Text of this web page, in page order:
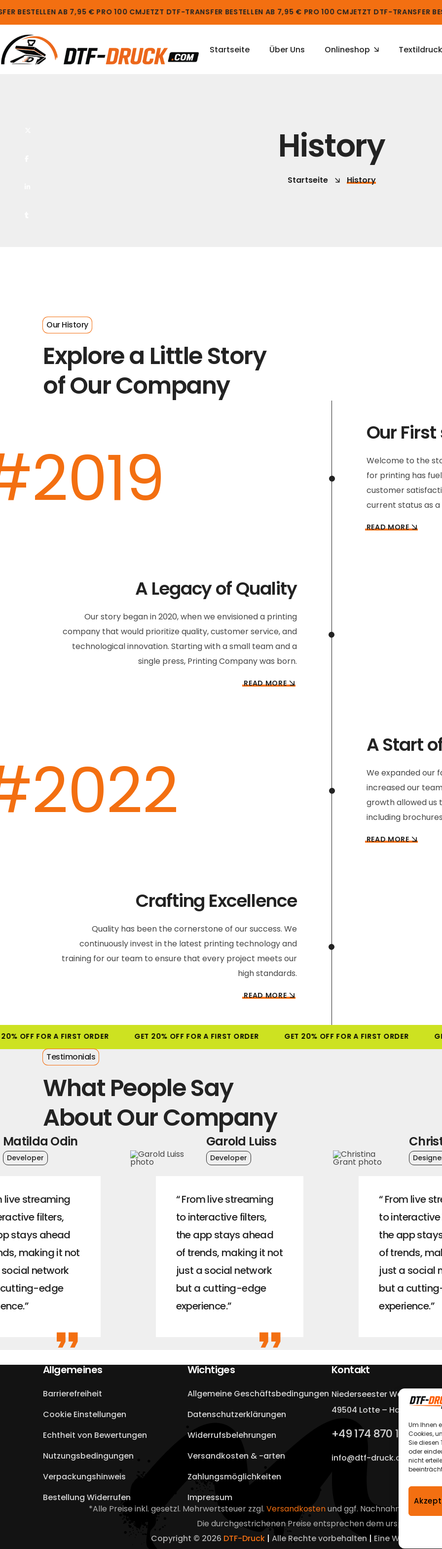
Um Ihnen
Cookies,
Sie diesen
oder
nicht
BESTELLEN AB 7,95 € PRO 100 CMJETZT DTF-TRANSFER BESTELLEN AB 7,95 € PRO 100 CMJETZT DTF-TRANSFER
Startseite Über Uns Onlineshop Textildruck
History
Startseite History
Our History
Explore a Little Story
of Our Company
Our
Welcome to the
for printing has
customer
current status as
READ MORE
A Legacy of Quality
Our story began in 2020, when we envisioned a printing
company that would prioritize quality, customer service, and
technological innovation. Starting with a small team and a
single press, Printing Company was born.
READ MORE
A Start
We expanded our
increased our
growth allowed us
including
READ MORE
Crafting Excellence
Quality has been the cornerstone of our success. We
continuously invest in the latest printing technology and
training for our team to ensure that every project meets our
high standards.
READ MORE
OFF FOR A FIRST ORDER GET 20% OFF FOR A FIRST ORDER GET 20% OFF FOR A FIRST ORDER
Testimonials
What People Say
About Our Company
Matilda Odin
Developer
live streaming
filters,
stays ahead
making it not
network
edge
Garold Luiss
Developer
“ From live streaming
to interactive filters,
the app stays ahead
of trends, making it not
just a social network
but a cutting-edge
experience.”
“ From live
to interactive
the app
of trends,
just a social
but a
experience.”
Allgemeines
Barrierefreiheit
Cookie Einstellungen
Echtheit von Bewertungen
Nutzungsbedingungen
Verpackungshinweis
Bestellung Widerrufen
Wichtiges
Allgemeine Geschäftsbedingungen
Datenschutzerklärungen
Widerrufsbelehrungen
Versandkosten & -arten
Zahlungsmöglichkeiten
Impressum
Kontakt
Niederseester Weg 13a
49504 Lotte – Halen
+49 174 870 1900
info@dtf-druck.com
*Alle Preise inkl. gesetzl. Mehrwertsteuer zzgl. Versandkostenund ggf.
Die durchgestrichenen Preise entsprechen dem
Copyright © 2026 DTF-Druck | Alle Rechte vorbehalten | Eine Webseite von